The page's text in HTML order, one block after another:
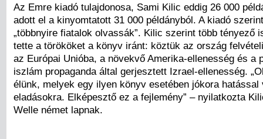
Az Emre kiadó tulajdonosa, Sami Kilic eddig 26 000
adott el a kinyomtatott 31 000 példányból. A kiadó
„többnyire fiatalok olvassák”. Kilic szerint több tényező
tette a törököket a könyv iránt: köztük az ország
az Európai Unióba, a növekvő Amerika-ellenesség és a
iszlám propaganda által gerjesztett Izrael-ellenesség.
élünk, melyek egy ilyen könyv esetében jókora hatással
eladásokra. Elképesztő ez a fejlemény” – nyilatkozta
Welle német lapnak.